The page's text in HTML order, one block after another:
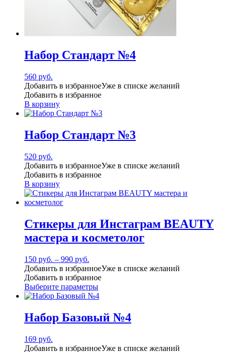
Набор Стандарт №4
560 руб.
Добавить в избранноеУже в списке желаний
Добавить в избранное
В корзину
Набор Стандарт №3
520 руб.
Добавить в избранноеУже в списке желаний
Добавить в избранное
В корзину
Стикеры для Инстаграм BEAUTY
мастера и косметолог
150 руб. – 990 руб.
Добавить в избранноеУже в списке желаний
Добавить в избранное
Выберите параметры
Набор Базовый №4
169 руб.
Добавить в избранноеУже в списке желаний